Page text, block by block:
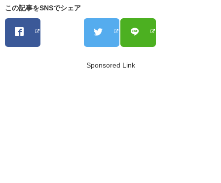
この記事をSNSでシェア
Sponsored Link